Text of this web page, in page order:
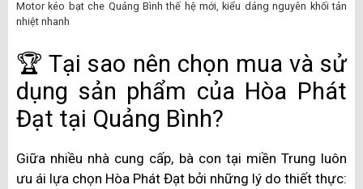
Motor kéo bạt che Quảng Bình thế hệ mới, kiểu dáng nguyên khối tản
nhiệt nhanh
🏆 Tại sao nên chọn mua và sử
dụng sản phẩm của Hòa Phát
Đạt tại Quảng Bình?
Giữa nhiều nhà cung cấp, bà con tại miền Trung luôn
ưu ái lựa chọn Hòa Phát Đạt bởi những lý do thiết thực: